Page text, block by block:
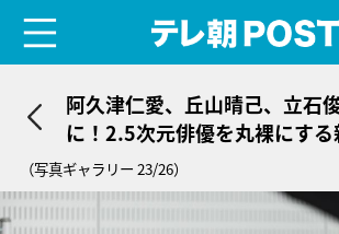
阿久津仁愛、丘山晴己、立石
に！2.5次元俳優を丸裸にす
イ〜映えBOYZハイスクール』
着！
（写真ギャラリー 23/26）